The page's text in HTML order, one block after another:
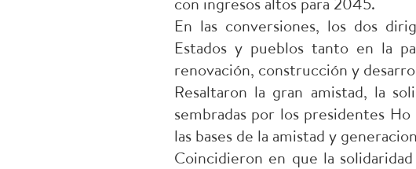
En las conversiones, los dos
Estados y pueblos tanto en la
renovación, construcción y
Resaltaron la gran amistad, la
sembradas por los presidentes
las bases de la amistad y
Coincidieron en que la